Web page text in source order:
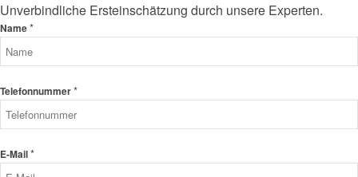
Unverbindliche Ersteinschätzung durch unsere Experten.
Name*
Telefonnummer*
E-Mail*